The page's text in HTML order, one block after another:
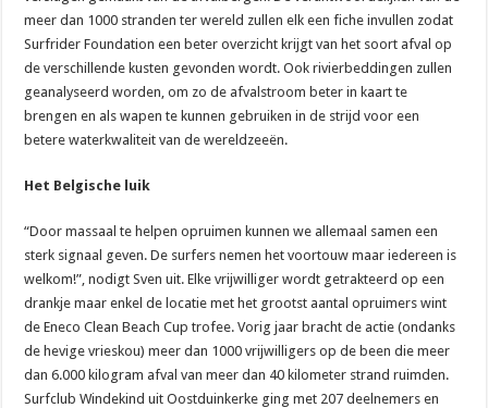
meer dan 1000 stranden ter wereld zullen elk een fiche invullen zodat
Surfrider Foundation een beter overzicht krijgt van het soort afval op
de verschillende kusten gevonden wordt. Ook rivierbeddingen zullen
geanalyseerd worden, om zo de afvalstroom beter in kaart te
brengen en als wapen te kunnen gebruiken in de strijd voor een
betere waterkwaliteit van de wereldzeeën.
Het Belgische luik
“Door massaal te helpen opruimen kunnen we allemaal samen een
sterk signaal geven. De surfers nemen het voortouw maar iedereen is
welkom!”, nodigt Sven uit. Elke vrijwilliger wordt getrakteerd op een
drankje maar enkel de locatie met het grootst aantal opruimers wint
de Eneco Clean Beach Cup trofee. Vorig jaar bracht de actie (ondanks
de hevige vrieskou) meer dan 1000 vrijwilligers op de been die meer
dan 6.000 kilogram afval van meer dan 40 kilometer strand ruimden.
Surfclub Windekind uit Oostduinkerke ging met 207 deelnemers en